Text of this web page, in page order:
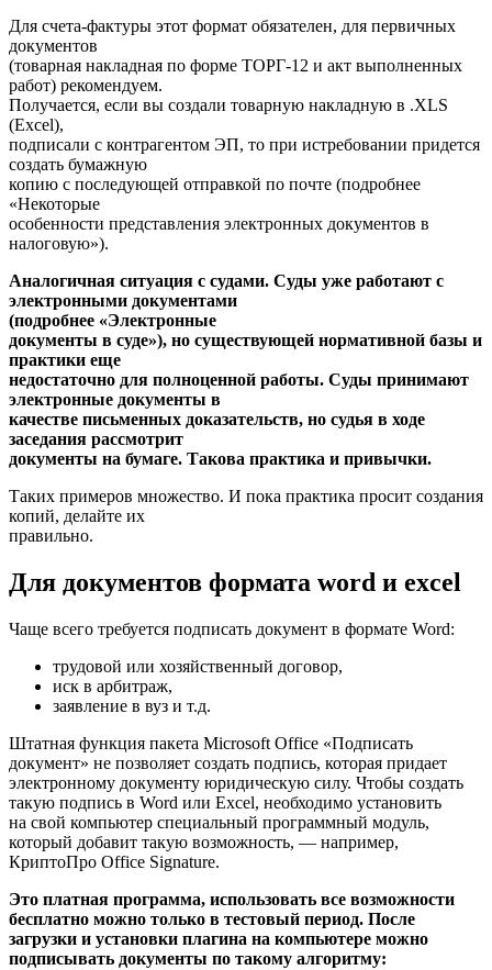
Для счета-фактуры этот формат обязателен, для первичных
документов
(товарная накладная по форме ТОРГ-12 и акт выполненных
работ) рекомендуем.
Получается, если вы создали товарную накладную в .XLS
(Excel),
подписали с контрагентом ЭП, то при истребовании придется
создать бумажную
копию с последующей отправкой по почте (подробнее
«Некоторые
особенности представления электронных документов в
налоговую»).
Аналогичная ситуация с судами. Суды уже работают с
электронными документами
(подробнее «Электронные
документы в суде»), но существующей нормативной базы и
практики еще
недостаточно для полноценной работы. Суды принимают
электронные документы в
качестве письменных доказательств, но судья в ходе
заседания рассмотрит
документы на бумаге. Такова практика и привычки.
Таких примеров множество. И пока практика просит создания
копий, делайте их
правильно.
Для документов формата word и excel
Чаще всего требуется подписать документ в формате Word:
трудовой или хозяйственный договор,
иск в арбитраж,
заявление в вуз и т.д.
Штатная функция пакета Microsoft Office «Подписать
документ» не позволяет создать подпись, которая придает
электронному документу юридическую силу. Чтобы создать
такую подпись в Word или Excel, необходимо установить
на свой компьютер специальный программный модуль,
который добавит такую возможность, — например,
КриптоПро Office Signature.
Это платная программа, использовать все возможности
бесплатно можно только в тестовый период. После
загрузки и установки плагина на компьютере можно
подписывать документы по такому алгоритму: